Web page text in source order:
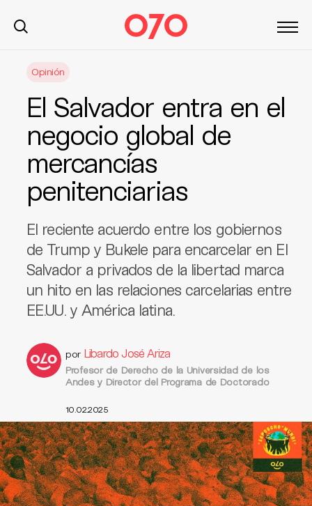
Opinión
El Salvador entra en el
negocio global de
mercancías
penitenciarias
El reciente acuerdo entre los gobiernos
de Trump y Bukele para encarcelar en El
Salvador a privados de la libertad marca
un hito en las relaciones carcelarias entre
EE.UU. y América latina.
por Libardo José Ariza
Profesor de Derecho de la Universidad de los
Andes y Director del Programa de Doctorado
10.02.2025